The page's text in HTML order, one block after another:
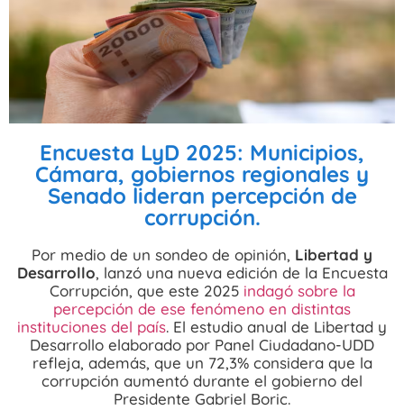
Encuesta LyD 2025: Municipios,
Cámara, gobiernos regionales y
Senado lideran percepción de
corrupción.
Por medio de un sondeo de opinión, Libertad y
Desarrollo, lanzó una nueva edición de la Encuesta
Corrupción, que este 2025 indagó sobre la
percepción de ese fenómeno en distintas
instituciones del país. El estudio anual de Libertad y
Desarrollo elaborado por Panel Ciudadano-UDD
refleja, además, que un 72,3% considera que la
corrupción aumentó durante el gobierno del
Presidente Gabriel Boric.